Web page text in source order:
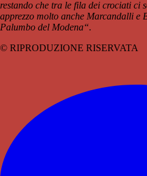
restando che tra le fila dei crociati ci
apprezzo molto anche Marcandalli e
Palumbo del Modena“.
© RIPRODUZIONE RISERVATA